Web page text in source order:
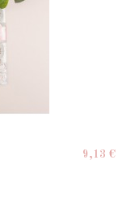
9,13 €